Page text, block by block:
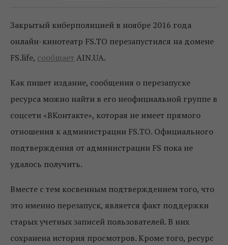
Закрытый киберполицией в ноябре 2016 года
онлайн-кинотеатр FS.TO перезапустился на домене
FS.life, сообщает AIN.UA.
Как пишет издание, сообщения о перезапуске
ресурса можно найти в его неофициальной группе в
соцсети «ВКонтакте», которая не имеет прямого
отношения к администрации FS.TO. Официального
подтверждения от администрации FS пока не
удалось получить.
Вместе с тем косвенным подтверждением того, что
это именно перезапуск, является факт поддержки
старых учетных записей пользователей. В них
сохранена история просмотров. Кроме того, ресурс